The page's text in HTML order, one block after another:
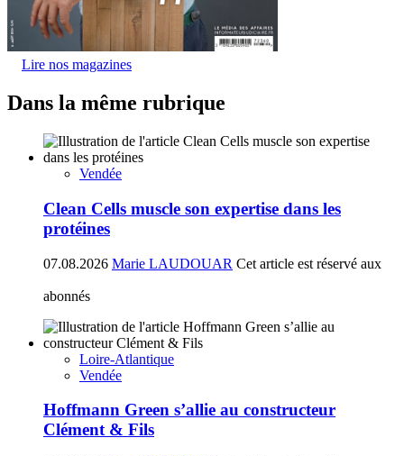
Lire nos magazines
Dans la même rubrique
Vendée
Clean Cells muscle son expertise dans les
protéines
07.08.2026 Marie LAUDOUAR Cet article est réservé aux
abonnés
Loire-Atlantique
Vendée
Hoffmann Green s’allie au constructeur
Clément & Fils